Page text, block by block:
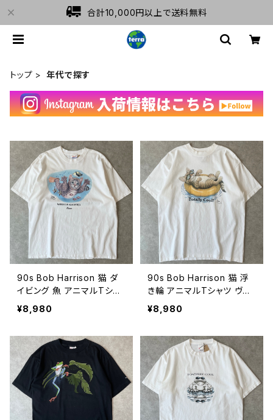
合計10,000円以上で送料無料
トップ 年代で探す
90s Bob Harrison 猫 ダ
イビング 魚 アニマルTシャ
ツ ヴィンテージ 動物 ネコ
ねこ ボブハリソン 海 古着
OPPER 90年代 ビンテー
ジ XL 26080608
¥8,980
90s Bob Harrison 猫 浮
き輪 アニマルTシャツ ヴィ
ンテージ 動物 ネコ ねこ ボ
ブハリソン 夏 プール 海 古
テージ Totally Cool! XL 2
6080607
¥8,980